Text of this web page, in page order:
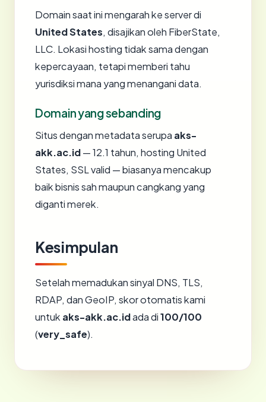
Domain saat ini mengarah ke server di
United States, disajikan oleh FiberState,
LLC. Lokasi hosting tidak sama dengan
kepercayaan, tetapi memberi tahu
yurisdiksi mana yang menangani data.
Domain yang sebanding
Situs dengan metadata serupa aks-
akk.ac.id— 12.1 tahun, hosting United
States, SSL valid — biasanya mencakup
baik bisnis sah maupun cangkang yang
diganti merek.
Kesimpulan
Setelah memadukan sinyal DNS, TLS,
RDAP, dan GeoIP, skor otomatis kami
untuk aks-akk.ac.idada di100/100
(very_safe).